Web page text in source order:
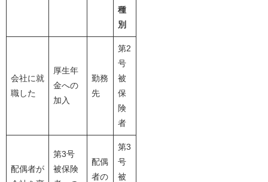
種
別
会社に就
職した
厚生年
金への
加入
勤務
先
第2
号
被
保
険
者
配偶者が
第3号
被保険
配偶
者の
第3
号
被